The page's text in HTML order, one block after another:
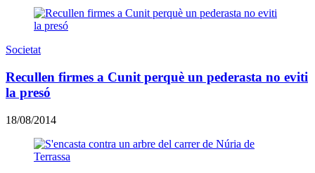
Societat
Recullen firmes a Cunit perquè un pederasta no eviti
la presó
18/08/2014